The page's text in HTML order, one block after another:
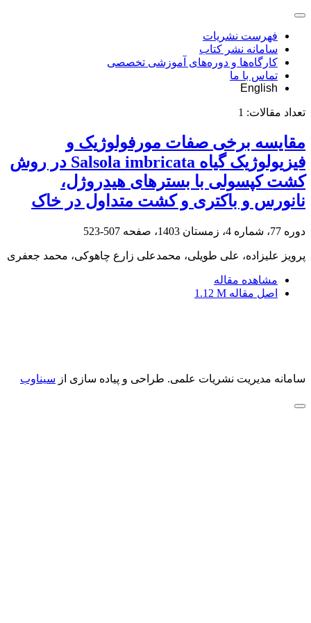
فهرست نشریات
سامانه نشر کتاب
کارگاه‌ها و دوره‌های آموزشی تخصصی
تماس با ما
English
تعداد مقالات: 1
مقایسه برخی صفات مورفولوژیک و
فیزیولوژیک گیاه Salsola imbricata در روش
کشت کپسولی با بسترهای هیدروژل،
نانورس و باکتری و کشت متداول در خاک
دوره 77، شماره 4، زمستان 1403، صفحه 507-523
پرویز علیزاده، علی طویلی، محمدعلی زارع چاهوکی، محمد جعفری
مشاهده مقاله
اصل مقاله 1.12 M
سامانه مدیریت نشریات علمی. طراحی و پیاده سازی از سیناوب